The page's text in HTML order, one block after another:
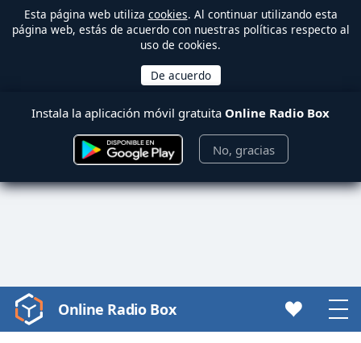
Esta página web utiliza cookies. Al continuar utilizando esta
página web, estás de acuerdo con nuestras políticas respecto al
uso de cookies.
Instala la aplicación móvil gratuita Online Radio Box
No, gracias
Video
Player
Online Radio Box